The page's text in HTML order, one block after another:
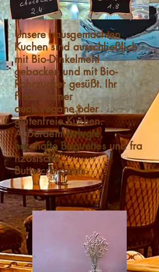
Unsere hausgemachten
Kuchensind ausschließlich
mit Bio-Dinkelmehl
gebacken und mit Bio-
Rohrzucker gesüßt. Ihr
findet
immer
auch
veganeoder
glutenfreie Kuchen.
Außerdembelegte,
herzhafteBaguettesundfra
nzösische
Buttercroissants.